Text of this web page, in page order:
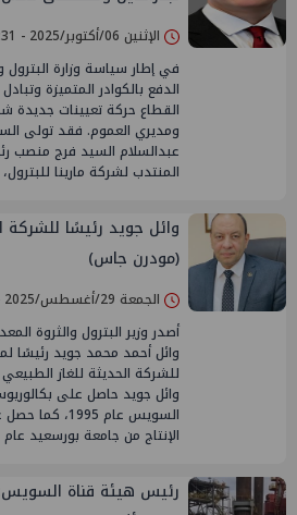
الإثنين 06/أكتوبر/2025 - 10:31 م
في إطار سياسة وزارة البترول
الدفع بالكوادر المتميزة
القطاع حركة تعيينات جديدة
ومديري العموم. فقد تولى
عبدالسلام السيد فرج منصب
المنتدب لشركة مارينا
وائل جويد رئيسًا للشركة
(مودرن جاس)
الجمعة 29/أغسطس/2025 - 03:27 ص
أصدر وزير البترول والثروة
وائل أحمد محمد جويد رئيسًا
للشركة الحديثة للغاز
وائل جويد حاصل على
السويس عام
الإنتاج من جامعة بورسعيد عام 2013. بدأ
رئيس هيئة قناة